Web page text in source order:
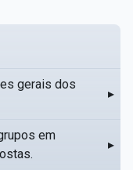
gerais dos
▸
em
▸